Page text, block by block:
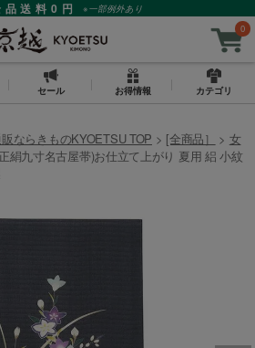
品送料0円
※一部例外あり
0
セール お得情報 カテゴリ
ならきものKYOETSU TOP [全商品］
女
絹九寸名古屋帯)お仕立て上がり 夏用 絽 小紋